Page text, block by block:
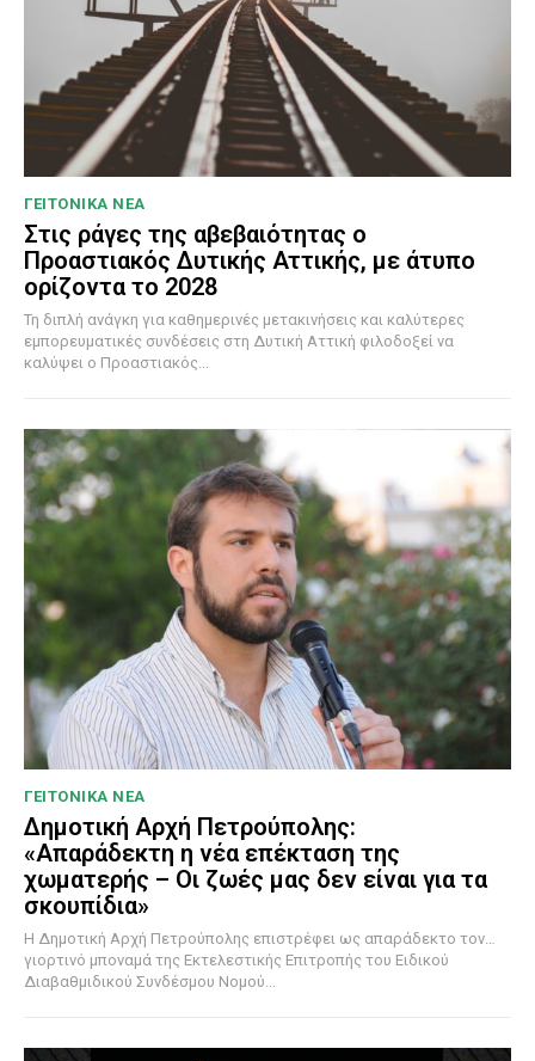
ΓΕΙΤΟΝΙΚΑ ΝΕΑ
Στις ράγες της αβεβαιότητας ο
Προαστιακός Δυτικής Αττικής, με άτυπο
ορίζοντα το 2028
Τη διπλή ανάγκη για καθημερινές μετακινήσεις και καλύτερες
εμπορευματικές συνδέσεις στη Δυτική Αττική φιλοδοξεί να
καλύψει ο Προαστιακός...
ΓΕΙΤΟΝΙΚΑ ΝΕΑ
Δημοτική Αρχή Πετρούπολης:
«Απαράδεκτη η νέα επέκταση της
χωματερής – Οι ζωές μας δεν είναι για τα
σκουπίδια»
Η Δημοτική Αρχή Πετρούπολης επιστρέφει ως απαράδεκτο τον…
γιορτινό μποναμά της Εκτελεστικής Επιτροπής του Ειδικού
Διαβαθμιδικού Συνδέσμου Νομού...